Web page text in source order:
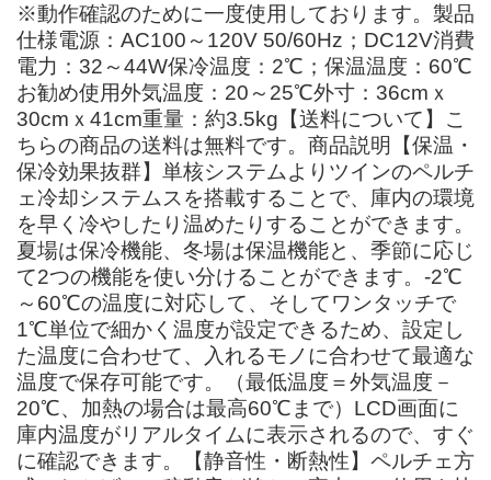
※動作確認のために一度使用しております。製品
仕様電源：AC100～120V 50/60Hz；DC12V消費
電力：32～44W保冷温度：2℃；保温温度：60℃
お勧め使用外気温度：20～25℃外寸：36cmｘ
30cmｘ41cm重量：約3.5kg【送料について】こ
ちらの商品の送料は無料です。商品説明【保温・
保冷効果抜群】単核システムよりツインのペルチ
ェ冷却システムスを搭載することで、庫内の環境
を早く冷やしたり温めたりすることができます。
夏場は保冷機能、冬場は保温機能と、季節に応じ
て2つの機能を使い分けることができます。-2℃
～60℃の温度に対応して、そしてワンタッチで
1℃単位で細かく温度が設定できるため、設定し
た温度に合わせて、入れるモノに合わせて最適な
温度で保存可能です。（最低温度＝外気温度－
20℃、加熱の場合は最高60℃まで）LCD画面に
庫内温度がリアルタイムに表示されるので、すぐ
に確認できます。【静音性・断熱性】ペルチェ方